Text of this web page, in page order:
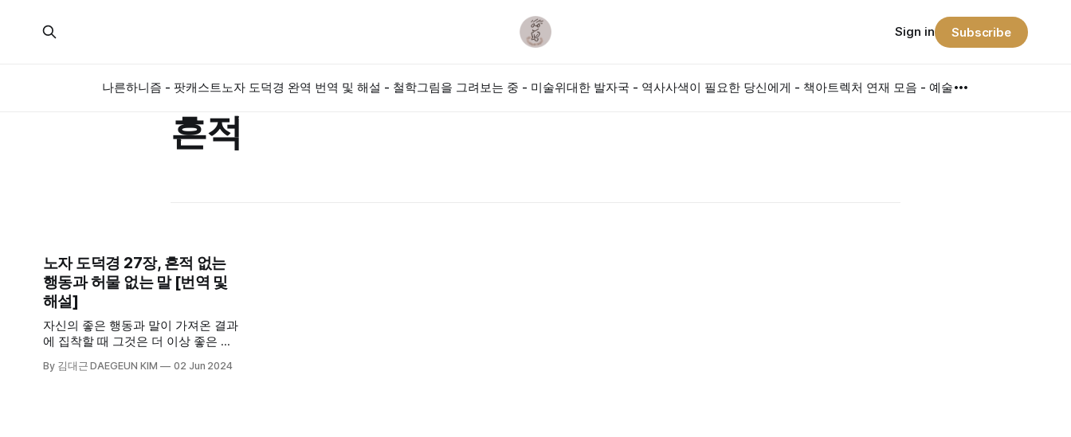
나른하니즘 - 팟캐스트노자 도덕경 완역 번역 및 해설 - 철학그림을 그려보는 중 - 미술위대한 발자국 - 역사사색이 필요한 당신에게 - 책아트렉처 연재 모음 - 예술
Sign in Subscribe
흔적
노자 도덕경 27장, 흔적 없는
행동과 허물 없는 말 [번역 및
해설]
자신의 좋은 행동과 말이 가져온 결과
에 집착할 때 그것은 더 이상 좋은 행
동이자 의도가 담긴 말이 된다. 순수
By 김대근 DAEGEUN KIM 02 Jun 2024